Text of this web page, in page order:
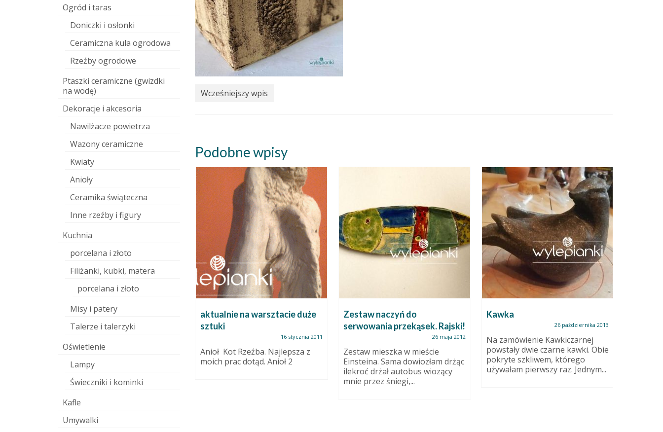
Wcześniejszy wpis
Podobne wpisy
Inspiracja tygodnia: Człowiek
w kostiumie zwierzęcia – Beth
Beth Cavener Stitcher to
artystka amerykańska. Córka
aktualnie na warsztacie duże
sztuki
16 stycznia 2011
Anioł Kot Rzeźba. Najlepsza z
moich prac dotąd. Anioł 2
Zestaw naczyń do
serwowania przekąsek. Rajski!
26 maja 2012
Zestaw mieszka w mieście
Einsteina. Sama dowiozłam drżąc
ilekroć drżał autobus wiozący
mnie przez śniegi,...
Kawka
26 października 2013
Na zamówienie Kawkiczarnej
powstały dwie czarne kawki. Obie
pokryte szkliwem, którego
używałam pierwszy raz. Jednym...
Ogród i taras
Doniczki i osłonki
Ceramiczna kula ogrodowa
Rzeźby ogrodowe
Ptaszki ceramiczne (gwizdki
na wodę)
Dekoracje i akcesoria
Nawilżacze powietrza
Wazony ceramiczne
Kwiaty
Anioły
Ceramika świąteczna
Inne rzeźby i figury
Kuchnia
porcelana i złoto
Filiżanki, kubki, matera
porcelana i złoto
Misy i patery
Talerze i talerzyki
Oświetlenie
Lampy
Świeczniki i kominki
Kafle
Umywalki